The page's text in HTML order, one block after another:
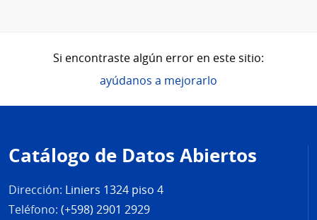
Si encontraste algún error en este sitio:
ayúdanos a mejorarlo
de
página
Catálogo de Datos Abiertos
Dirección: Liniers 1324 piso 4
Teléfono: (+598) 2901 2929